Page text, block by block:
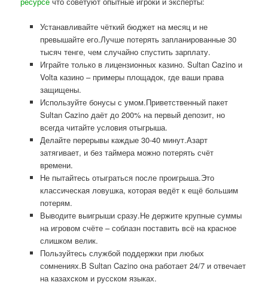
Устанавливайте чёткий бюджет на месяц и не
превышайте его.Лучше потерять запланированные 30
тысяч тенге, чем случайно спустить зарплату.
Играйте только в лицензионных казино. Sultan Cazino и
Volta казино – примеры площадок, где ваши права
защищены.
Используйте бонусы с умом.Приветственный пакет
Sultan Cazino даёт до 200% на первый депозит, но
всегда читайте условия отыгрыша.
Делайте перерывы каждые 30-40 минут.Азарт
затягивает, и без таймера можно потерять счёт
времени.
Не пытайтесь отыграться после проигрыша.Это
классическая ловушка, которая ведёт к ещё большим
потерям.
Выводите выигрыши сразу.Не держите крупные суммы
на игровом счёте – соблазн поставить всё на красное
слишком велик.
Пользуйтесь службой поддержки при любых
сомнениях.В Sultan Cazino она работает 24/7 и отвечает
на казахском и русском языках.